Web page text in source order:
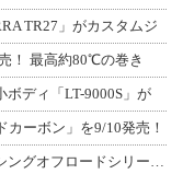
TR27」がカスタムジ
！ 最高約80℃の巻き
ボディ「LT-9000S」が
カーボン」を9/10発売！